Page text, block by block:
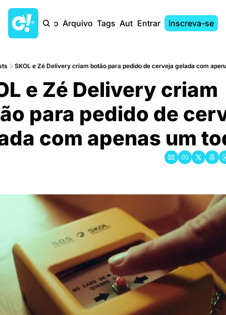
Início Arquivo Tags AutoresEntrar Inscreva-se
SKOL e Zé Delivery criam botão para pedido de cerveja gelada com
e Zé Delivery criam
para pedido de
com apenas um